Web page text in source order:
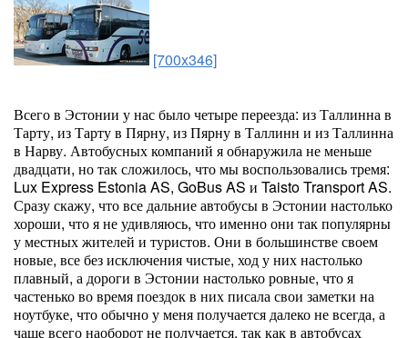
[700x346]
Всего в Эстонии у нас было четыре переезда: из Таллинна в
Тарту, из Тарту в Пярну, из Пярну в Таллинн и из Таллинна
в Нарву. Автобусных компаний я обнаружила не меньше
двадцати, но так сложилось, что мы воспользовались тремя:
Lux Express Estonia AS, GoBus AS и Taisto Transport AS.
Сразу скажу, что все дальние автобусы в Эстонии настолько
хороши, что я не удивляюсь, что именно они так популярны
у местных жителей и туристов. Они в большинстве своем
новые, все без исключения чистые, ход у них настолько
плавный, а дороги в Эстонии настолько ровные, что я
частенько во время поездок в них писала свои заметки на
ноутбуке, что обычно у меня получается далеко не всегда, а
чаще всего наоборот не получается, так как в автобусах